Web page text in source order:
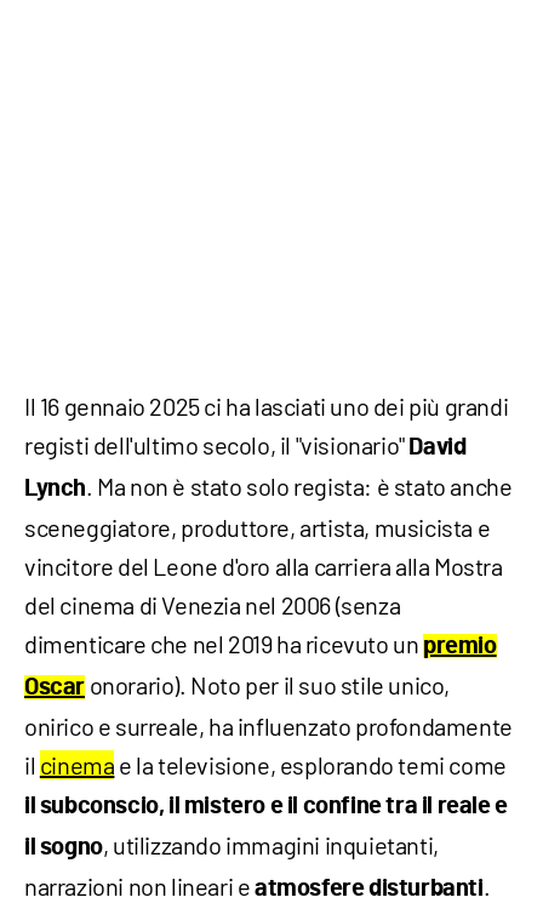
Il 16 gennaio 2025 ci ha lasciati uno dei più grandi
registi dell'ultimo secolo, il "visionario" David
Lynch. Ma non è stato solo regista: è stato anche
sceneggiatore, produttore, artista, musicista e
vincitore del Leone d'oro alla carriera alla Mostra
del cinema di Venezia nel 2006 (senza
dimenticare che nel 2019 ha ricevuto unpremio
Oscar onorario). Noto per il suo stile unico,
onirico e surreale, ha influenzato profondamente
il cinema e la televisione, esplorando temi come
il subconscio, il mistero e il confine tra il reale e
il sogno, utilizzando immagini inquietanti,
narrazioni non lineari eatmosfere disturbanti.